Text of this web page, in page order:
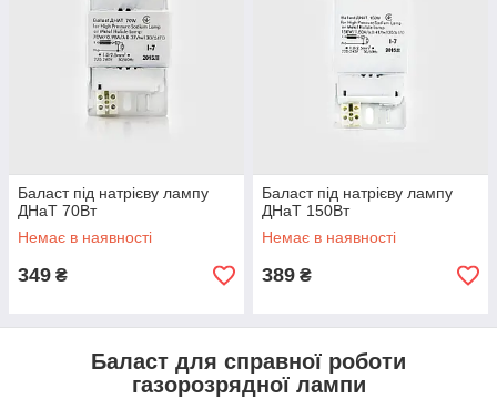
Баласт під натрієву лампу
ДНаТ 70Вт
Немає в наявності
349 ₴
Баласт під натрієву лампу
ДНаТ 150Вт
Немає в наявності
389 ₴
Баласт для справної роботи
газорозрядної лампи